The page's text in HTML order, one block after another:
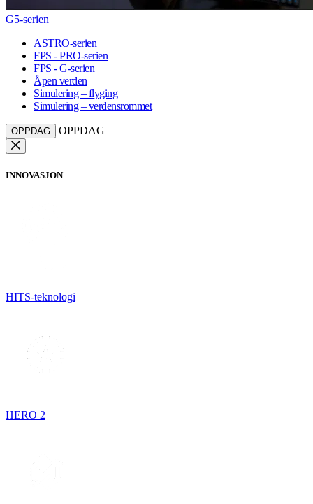
G5-serien
ASTRO-serien
FPS - PRO-serien
FPS - G-serien
Åpen verden
Simulering – flyging
Simulering – verdensrommet
OPPDAG OPPDAG
INNOVASJON
HITS-teknologi
HERO 2